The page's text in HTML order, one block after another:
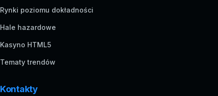
Rynki poziomu dokładności
Hale hazardowe
Kasyno HTML5
Tematy trendów
Kontakty